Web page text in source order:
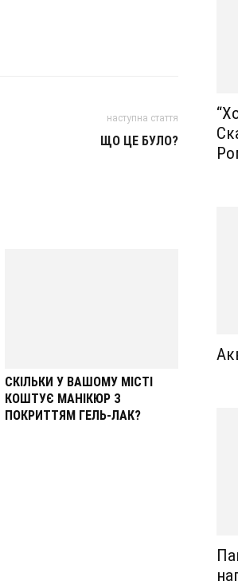
наступна стаття
ЩО ЦЕ БУЛО?
СКІЛЬКИ У ВАШОМУ МІСТІ
КОШТУЄ МАНІКЮР З
ПОКРИТТЯМ ГЕЛЬ-ЛАК?